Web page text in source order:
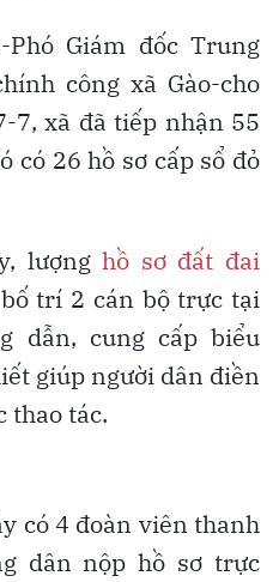
Phó Giám đốc Trung
công xã Gào-cho
7, xã đã tiếp nhận 55
có 26 hồ sơ cấp sổ đỏ
lượnghồ sơ đất đai
trí 2 cán bộ trực tại
dẫn, cung cấp biểu
giúp người dân điền
thao tác.
có 4 đoàn viên thanh
dân nộp hồ sơ trực